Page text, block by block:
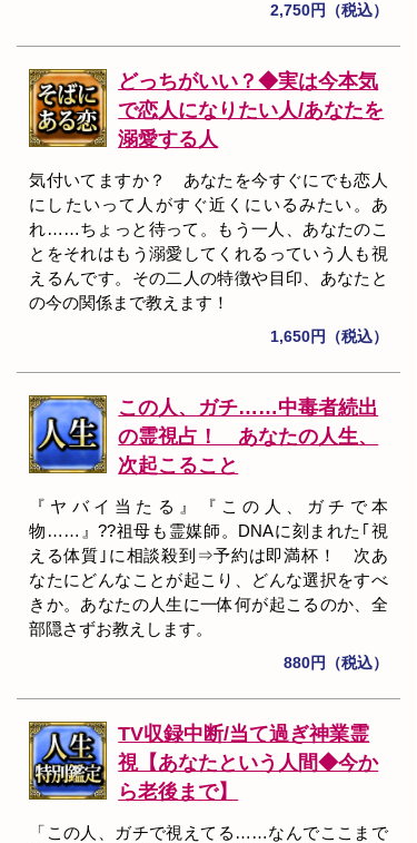
2,750円（税込）
どっちがいい？◆実は今本気
で恋人になりたい人/あなたを
溺愛する人
気付いてますか？ あなたを今すぐにでも恋人
にしたいって人がすぐ近くにいるみたい。あ
れ……ちょっと待って。もう一人、あなたのこ
とをそれはもう溺愛してくれるっていう人も視
えるんです。その二人の特徴や目印、あなたと
の今の関係まで教えます！
1,650円（税込）
この人、ガチ……中毒者続出
の霊視占！ あなたの人生、
次起こること
『ヤバイ当たる』『この人、ガチで本
物……』??祖母も霊媒師。DNAに刻まれた｢視
える体質｣に相談殺到⇒予約は即満杯！ 次あ
なたにどんなことが起こり、どんな選択をすべ
きか。あなたの人生に一体何が起こるのか、全
部隠さずお教えします。
880円（税込）
TV収録中断/当て過ぎ神業霊
視【あなたという人間◆今か
ら老後まで】
「この人、ガチで視えてる……なんでここまで